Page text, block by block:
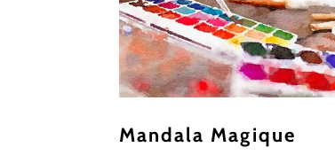
Mandala Magique